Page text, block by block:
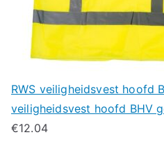
RWS veiligheidsvest hoofd
veiligheidsvest hoofd BHV
€12.04